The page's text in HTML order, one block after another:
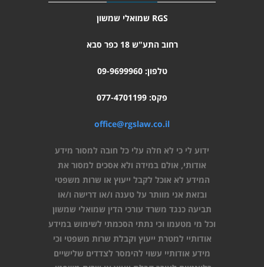
RGS שמואלי שמשון
רחוב התע"ש 18 כפר סבא
טלפון: 09-9699960
פקס: 077-4701199
office@rgslaw.co.il
ידוע לי כי לא חלה עלי כל חובה למסור מידע
אודותי, אולם במידה ולא אסכים למסור את
המידע לא אוכל לקבל ייעוץ או שרות משפטי
ובזאת אני מוותר על טענה ו/או דרישה ו/או
תביעה כנגד משרד עורכי הדין שמואלי שמשון
וכל מי מטעמו וכי נתתי הסכמתי לשימוש במידע
אודותיי למטרת ייעוץ וקבלת שרות משפטי וכי
מידע אודותיי עשוי להימסר לצדדים שלישיים